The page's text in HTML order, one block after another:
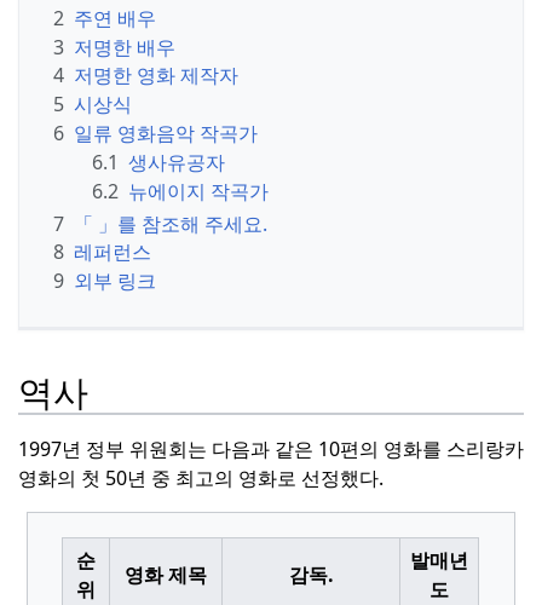
2 주연 배우
3 저명한 배우
4 저명한 영화 제작자
5 시상식
6 일류 영화음악 작곡가
6.1 생사유공자
6.2 뉴에이지 작곡가
7
「 」를 참조해 주세요.
8 레퍼런스
9 외부 링크
역사
1997년 정부 위원회는 다음과 같은 10편의 영화를 스리랑카
영화의 첫 50년 중 최고의 영화로 선정했다.
순
위
영화 제목 감독.
발매년
도